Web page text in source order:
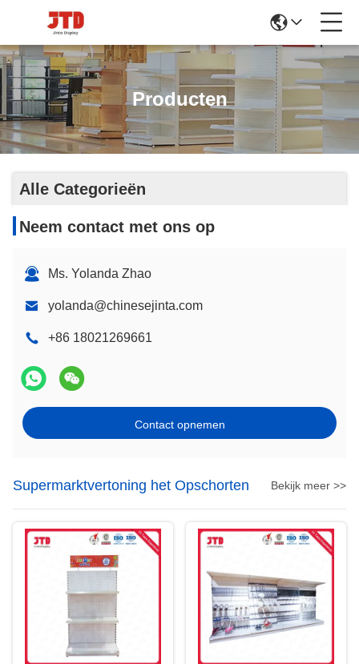
Producten
Alle Categorieën
Neem contact met ons op
Ms. Yolanda Zhao
yolanda@chinesejinta.com
+86 18021269661
Contact opnemen
Supermarktvertoning het Opschorten Bekijk meer >>